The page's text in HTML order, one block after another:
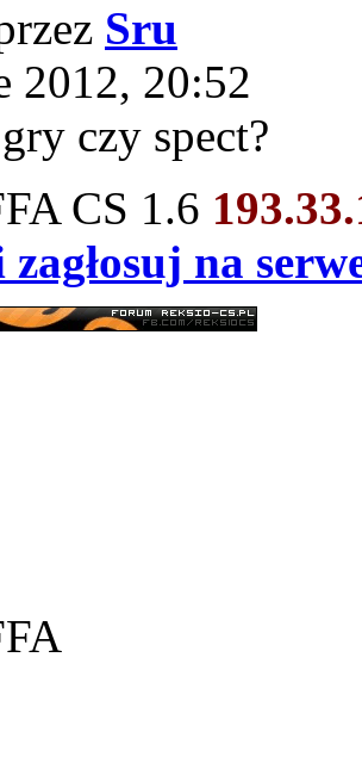
Sru
2012, 20:52
czy spect?
CS 1.6
na